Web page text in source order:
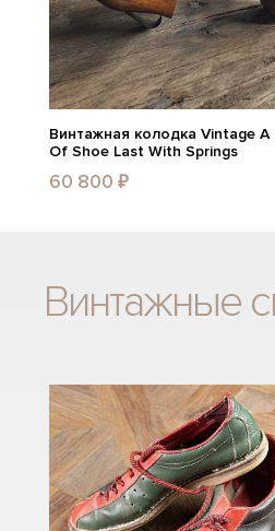
Винтажная колодка Vintage A
Of Shoe Last With Springs
60 800 ₽
Винтажные